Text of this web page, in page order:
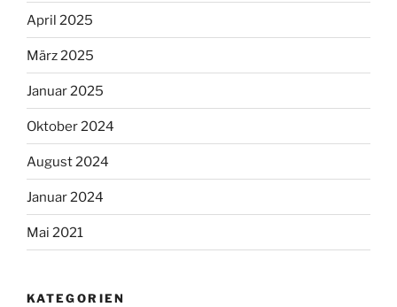
April 2025
März 2025
Januar 2025
Oktober 2024
August 2024
Januar 2024
Mai 2021
KATEGORIEN